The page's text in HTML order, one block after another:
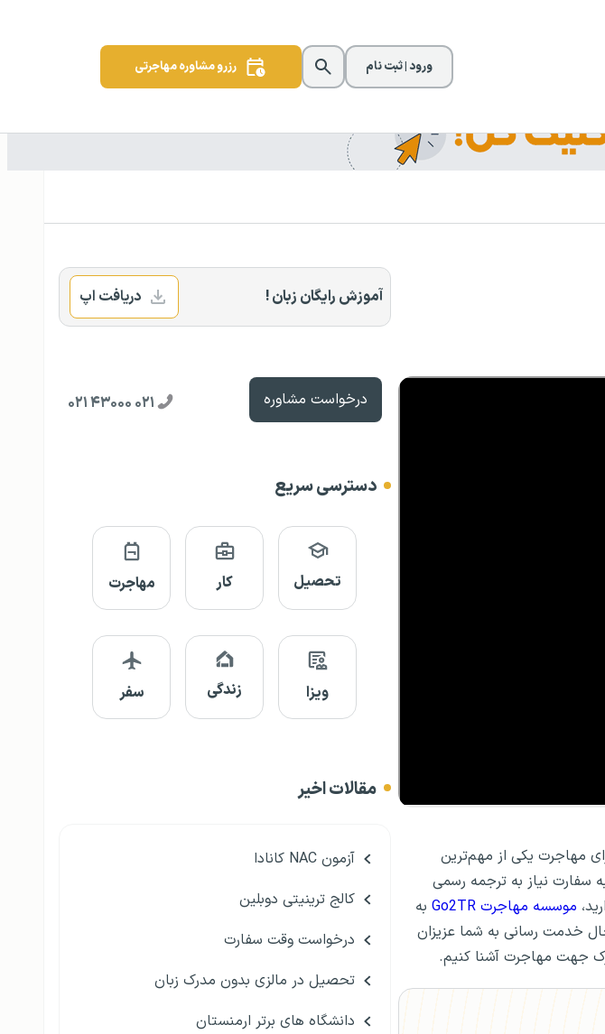
ورود | ثبت نام رزرو مشاوره مهاجرتی
مهاجرت یکی از مهم‌ترین
سفارت نیاز به ترجمه رسمی
موسسه مهاجرت Go2TR
به
خواهد کرد. همچنین مشاوران ما به‌صورت ۲۴ ساعته در حال خدمت رسانی به شما عزیزان
جهت مهاجرت آشنا کنیم.
آموزش رایگان زبان ! دریافت اپ
درخواست مشاوره ۰۲۱ ۴۳۰۰۰ ۰۲۱
دسترسی سریع
تحصیل کار مهاجرت
ویزا زندگی سفر
مقالات اخیر
آزمون NAC کانادا
کالج ترینیتی دوبلین
درخواست وقت سفارت
تحصیل در مالزی بدون مدرک زبان
دانشگاه های برتر ارمنستان